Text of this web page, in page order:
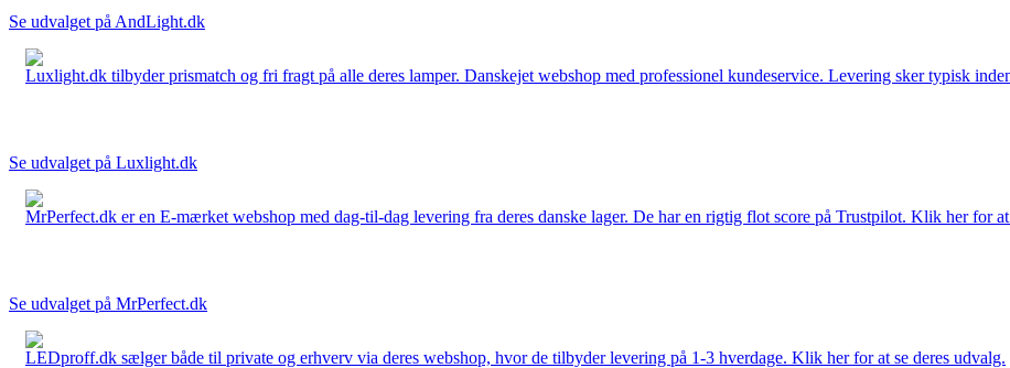
Se udvalget på AndLight.dk
Luxlight.dk tilbyder prismatch og fri fragt på alle deres lamper. Danskejet webshop med professionel kundeservice. Levering sker typisk
Se udvalget på Luxlight.dk
MrPerfect.dk er en E-mærket webshop med dag-til-dag levering fra deres danske lager. De har en rigtig flot score på Trustpilot. Klik her for at
Se udvalget på MrPerfect.dk
LEDproff.dk sælger både til private og erhverv via deres webshop, hvor de tilbyder levering på 1-3 hverdage. Klik her for at se deres udvalg.